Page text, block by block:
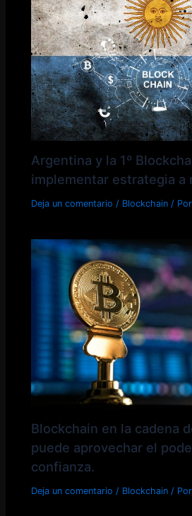
Argentina y la 1º
implementar estrategia a
Deja un comentario / Blockchain / Por
Blockchain en la cadena
puede aprovechar el
confianza.
Deja un comentario / Blockchain / Por